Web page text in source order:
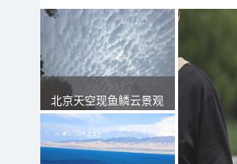
北京天空现鱼鳞云景观